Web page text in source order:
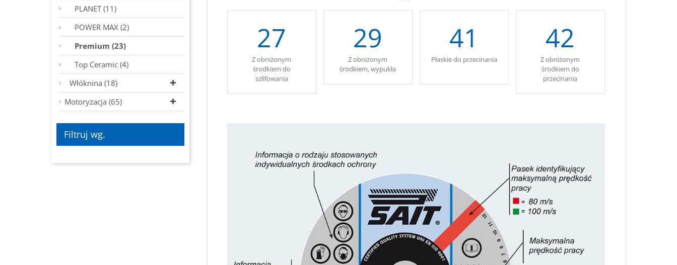
27
Z obniżonym
środkiem do
szlifowania
29
Z obniżonym
środkiem, wypukła
41
Płaskie do przecinania
42
Z obniżonym
środkiem do
przecinania
PLANET (11)
POWER MAX (2)
Premium (23)
Top Ceramic (4)
Włóknina (18)
Motoryzacja (65)
Filtruj wg.